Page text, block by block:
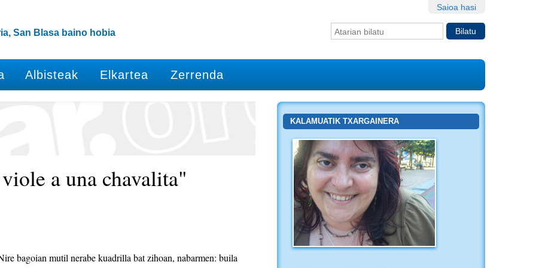
Saioa hasi
Bilatu atarian
San Blasa baino hobia
Albisteak Elkartea Zerrenda
a una chavalita"
bagoian mutil nerabe kuadrilla bat zihoan, nabarmen: buila
KALAMUATIK TXARGAINERA